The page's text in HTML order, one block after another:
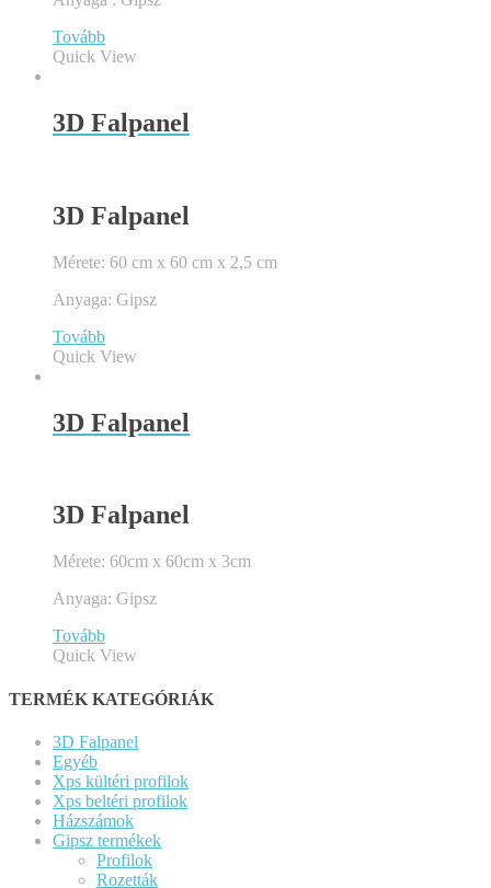
Tovább
Quick View
3D Falpanel
3D Falpanel
Mérete: 60 cm x 60 cm x 2,5 cm
Anyaga: Gipsz
Tovább
Quick View
3D Falpanel
3D Falpanel
Mérete: 60cm x 60cm x 3cm
Anyaga: Gipsz
Tovább
Quick View
TERMÉK KATEGÓRIÁK
3D Falpanel
Egyéb
Xps kültéri profilok
Xps beltéri profilok
Házszámok
Gipsz termékek
Profilok
Rozetták